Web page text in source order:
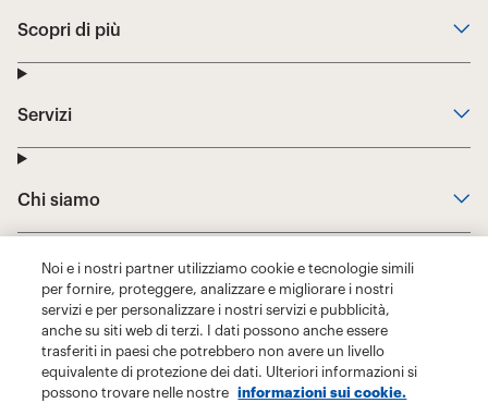
Noi e i nostri partner utilizziamo cookie e tecnologie simili
per fornire, proteggere, analizzare e migliorare i nostri
servizi e per personalizzare i nostri servizi e pubblicità,
anche su siti web di terzi. I dati possono anche essere
trasferiti in paesi che potrebbero non avere un livello
equivalente di protezione dei dati. Ulteriori informazioni si
possono trovare nelle nostre
informazioni sui cookie.